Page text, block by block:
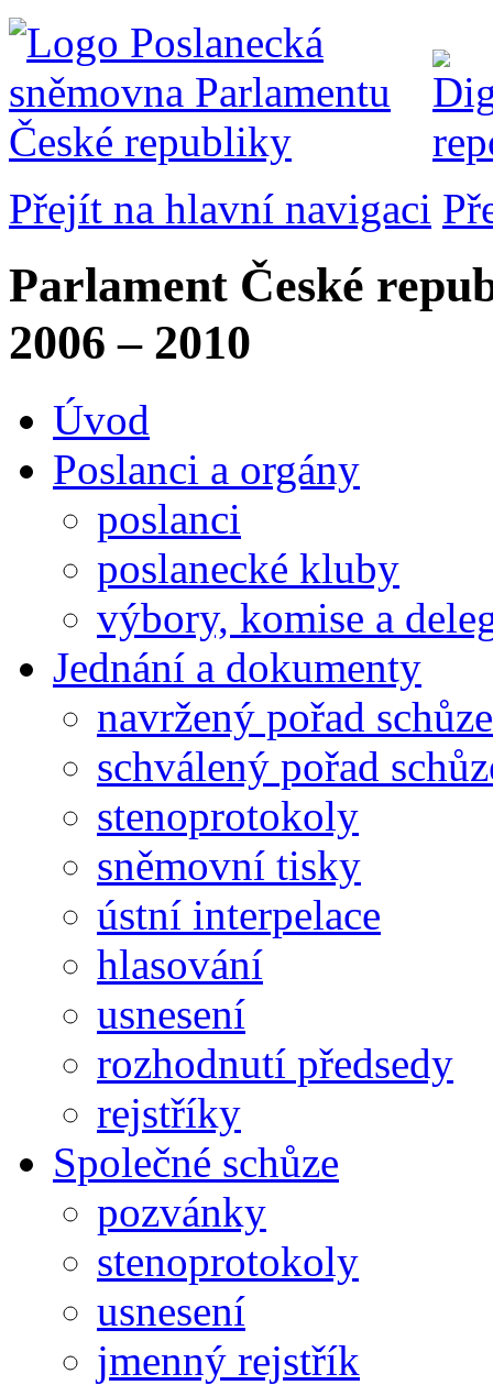
Přejít na hlavní navigaci
Parlament České
2006 – 2010
Úvod
Poslanci a orgány
poslanci
poslanecké kluby
výbory, komise a
Jednání a dokumenty
navržený pořad schůze
schválený pořad
stenoprotokoly
sněmovní tisky
ústní interpelace
hlasování
usnesení
rozhodnutí předsedy
rejstříky
Společné schůze
pozvánky
stenoprotokoly
usnesení
jmenný rejstřík